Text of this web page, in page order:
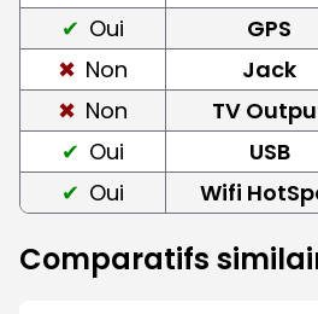
Oui
GPS
Non
Jack
Non
TV
Oui
USB
Oui
Wifi
Comparatifs